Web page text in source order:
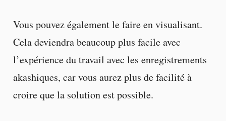
Vous pouvez également le faire en visualisant.
Cela deviendra beaucoup plus facile avec
l’expérience du travail avec les enregistrements
akashiques, car vous aurez plus de facilité à
croire que la solution est possible.